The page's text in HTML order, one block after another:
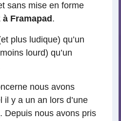
sans mise en forme
à Framapad.
plus ludique) qu’un
lourd) qu’un
nous avons
y a un an lors d’une
. Depuis nous avons pris